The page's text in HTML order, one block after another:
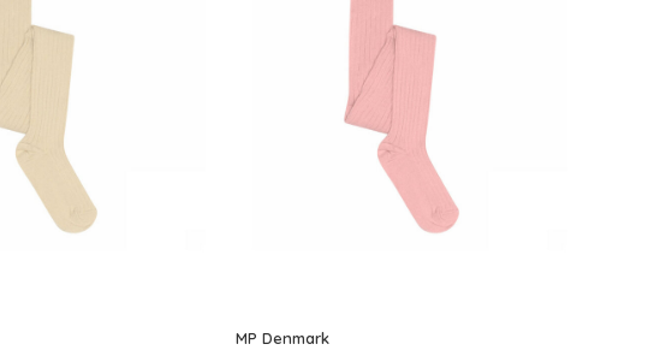
MP Denmark